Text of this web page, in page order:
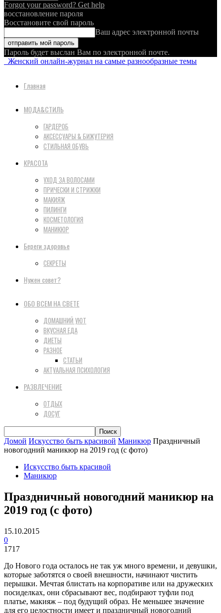
Forgot your password? Get help
восстановление пароля
Восстановите свой пароль
Ваш адрес электронной почты
Пароль будет выслан Вам по электронной почте.
Женский онлайн-журнал на самые разнообразные темы
Главная
МОДА&СТИЛЬ
ГАРДЕРОБ
АКСЕССУАРЫ & БИЖУТЕРИЯ
СТИЛЬНАЯ ОБУВЬ
КРАСОТА
УХОД ЗА ВОЛОСАМИ
ПРИЧЕСКИ И СТРИЖКИ
МАКИЯЖ
ПИЛИНГИ
КОСМЕТОЛОГИЯ
МАНИКЮР
Береги здоровье
СЕКРЕТЫ
Нужен совет?
ОБО ВСЕМ НА СВЕТЕ
ДОМАШНИЙ УЮТ
ВКУСНАЯ ЕДА
ДИЕТЫ
РАЗНОЕ
СТАТЬИ
АКТУАЛЬНАЯ ПСИХОЛОГИЯ
РАЗВЛЕЧЕНИЕ
ОТДЫХ
ДОСУГ
Домой Искусство быть красивой Маникюр Праздничный
новогодний маникюр на 2019 год (с фото)
Искусство быть красивой
Маникюр
Праздничный новогодний маникюр на
2019 год (с фото)
15.10.2015
0
1717
До Нового года осталось не так уж много времени, и девушки,
которые заботятся о своей внешности, начинают чистить
перышки. Мечтая блистать на корпоративе или на дружеских
посиделках, они сбрасывают вес, подбирают туфли под
платье, макияж – под будущий образ. Не меньшее значение
для его целостности имеет и праздничный новогодний